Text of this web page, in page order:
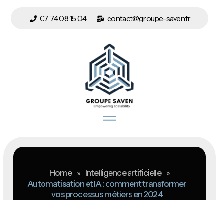
07 74 08 15 04 contact@groupe-saven.fr
Home » Intelligence artificielle »
Automatisation et IA : comment transformer
vos processus métiers en 2024